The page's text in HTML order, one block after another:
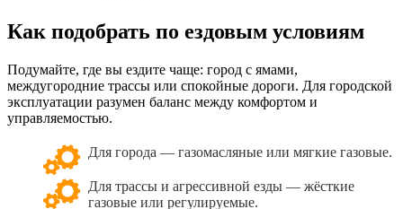
Как подобрать по ездовым условиям
Подумайте, где вы ездите чаще: город с ямами,
междугородние трассы или спокойные дороги. Для городской
эксплуатации разумен баланс между комфортом и
управляемостью.
Для города — газомасляные или мягкие газовые.
Для трассы и агрессивной езды — жёсткие
газовые или регулируемые.